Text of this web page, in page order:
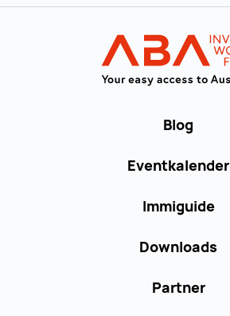
Blog
Eventkalender
Immiguide
Downloads
Partner